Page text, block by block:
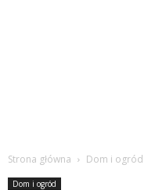
Strona główna Dom i ogród
Dom i ogród